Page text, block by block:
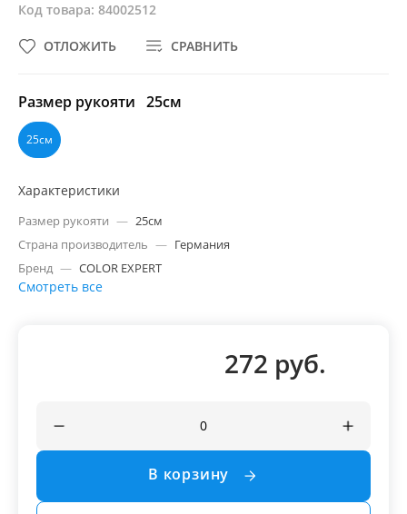
Код товара: 84002512
СРАВНИТЬ
ОТЛОЖИТЬ
Размер рукояти 25см
25см
Характеристики
Размер рукояти — 25см
Страна производитель — Германия
Бренд — COLOR EXPERT
Смотреть все
272 руб.
В корзину